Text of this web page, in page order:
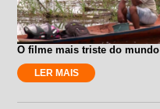
O filme mais triste do mundo
LER MAIS